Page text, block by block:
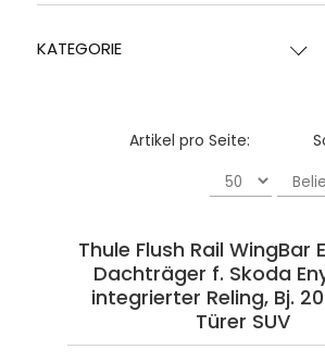
KATEGORIE
Artikel pro Seite:
Thule Flush Rail WingBar
Dachträger f. Skoda
integrierter Reling, Bj.
Türer SUV